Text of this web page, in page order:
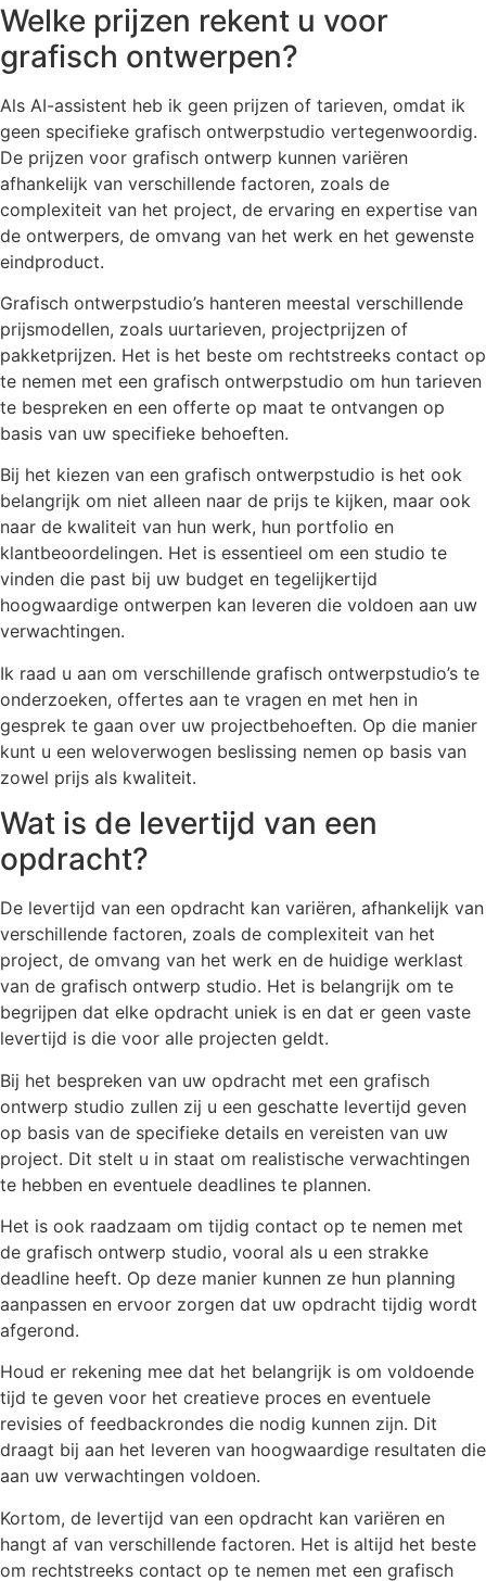
Welke prijzen rekent u voor
grafisch ontwerpen?
Als AI-assistent heb ik geen prijzen of tarieven, omdat ik
geen specifieke grafisch ontwerpstudio vertegenwoordig.
De prijzen voor grafisch ontwerp kunnen variëren
afhankelijk van verschillende factoren, zoals de
complexiteit van het project, de ervaring en expertise van
de ontwerpers, de omvang van het werk en het gewenste
eindproduct.
Grafisch ontwerpstudio’s hanteren meestal verschillende
prijsmodellen, zoals uurtarieven, projectprijzen of
pakketprijzen. Het is het beste om rechtstreeks contact op
te nemen met een grafisch ontwerpstudio om hun tarieven
te bespreken en een offerte op maat te ontvangen op
basis van uw specifieke behoeften.
Bij het kiezen van een grafisch ontwerpstudio is het ook
belangrijk om niet alleen naar de prijs te kijken, maar ook
naar de kwaliteit van hun werk, hun portfolio en
klantbeoordelingen. Het is essentieel om een studio te
vinden die past bij uw budget en tegelijkertijd
hoogwaardige ontwerpen kan leveren die voldoen aan uw
verwachtingen.
Ik raad u aan om verschillende grafisch ontwerpstudio’s te
onderzoeken, offertes aan te vragen en met hen in
gesprek te gaan over uw projectbehoeften. Op die manier
kunt u een weloverwogen beslissing nemen op basis van
zowel prijs als kwaliteit.
Wat is de levertijd van een
opdracht?
De levertijd van een opdracht kan variëren, afhankelijk van
verschillende factoren, zoals de complexiteit van het
project, de omvang van het werk en de huidige werklast
van de grafisch ontwerp studio. Het is belangrijk om te
begrijpen dat elke opdracht uniek is en dat er geen vaste
levertijd is die voor alle projecten geldt.
Bij het bespreken van uw opdracht met een grafisch
ontwerp studio zullen zij u een geschatte levertijd geven
op basis van de specifieke details en vereisten van uw
project. Dit stelt u in staat om realistische verwachtingen
te hebben en eventuele deadlines te plannen.
Het is ook raadzaam om tijdig contact op te nemen met
de grafisch ontwerp studio, vooral als u een strakke
deadline heeft. Op deze manier kunnen ze hun planning
aanpassen en ervoor zorgen dat uw opdracht tijdig wordt
afgerond.
Houd er rekening mee dat het belangrijk is om voldoende
tijd te geven voor het creatieve proces en eventuele
revisies of feedbackrondes die nodig kunnen zijn. Dit
draagt bij aan het leveren van hoogwaardige resultaten die
aan uw verwachtingen voldoen.
Kortom, de levertijd van een opdracht kan variëren en
hangt af van verschillende factoren. Het is altijd het beste
om rechtstreeks contact op te nemen met een grafisch